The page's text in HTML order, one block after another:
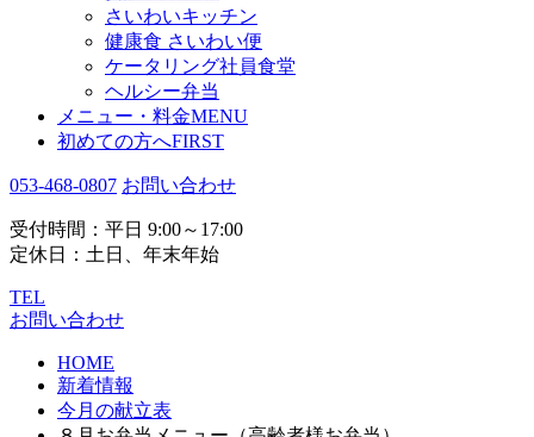
さいわいキッチン
健康食 さいわい便
ケータリング社員食堂
ヘルシー弁当
メニュー・料金MENU
初めての方へFIRST
053-468-0807 お問い合わせ
受付時間：平日 9:00～17:00
定休日：土日、年末年始
TEL
お問い合わせ
HOME
新着情報
今月の献立表